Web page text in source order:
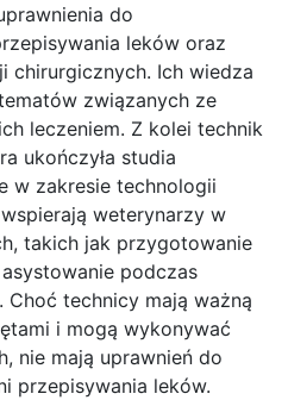
do
leków oraz
chirurgicznych. Ich wiedza
związanych ze
leczeniem. Z kolei technik
ukończyła studia
w zakresie technologii
weterynarzy w
takich jak przygotowanie
podczas
technicy mają ważną
i mogą wykonywać
nie mają uprawnień do
przepisywania leków.